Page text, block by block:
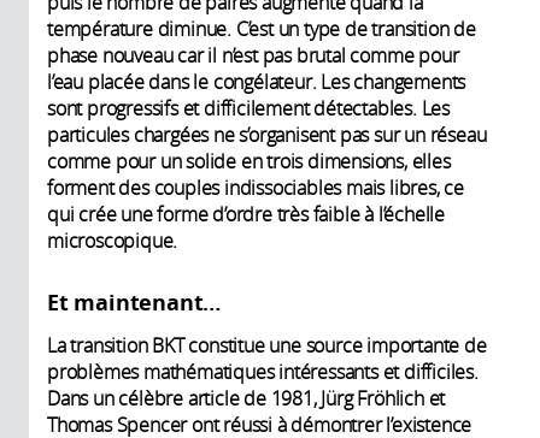
température diminue. C’est un type de transition de
phase nouveau car il n’est pas brutal comme pour
l’eau placée dans le congélateur. Les changements
sont progressifs et difficilement détectables. Les
particules chargées ne s’organisent pas sur un réseau
comme pour un solide en trois dimensions, elles
forment des couples indissociables mais libres, ce
qui crée une forme d’ordre très faible à l’échelle
microscopique.
Et maintenant…
La transition BKT constitue une source importante de
problèmes mathématiques intéressants et difficiles.
Dans un célèbre article de 1981, Jürg Fröhlich et
Thomas Spencer ont réussi à démontrer l’existence